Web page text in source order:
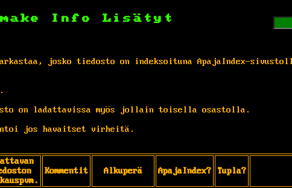
Info
Lisätyt
josko tiedosto on indeksoituna ApajaIndex-
on ladattavissa myös jollain toisella osastolla.
jos havaitset virheitä.
Kommentit Alkuperä ApajaIndex? Tupla?